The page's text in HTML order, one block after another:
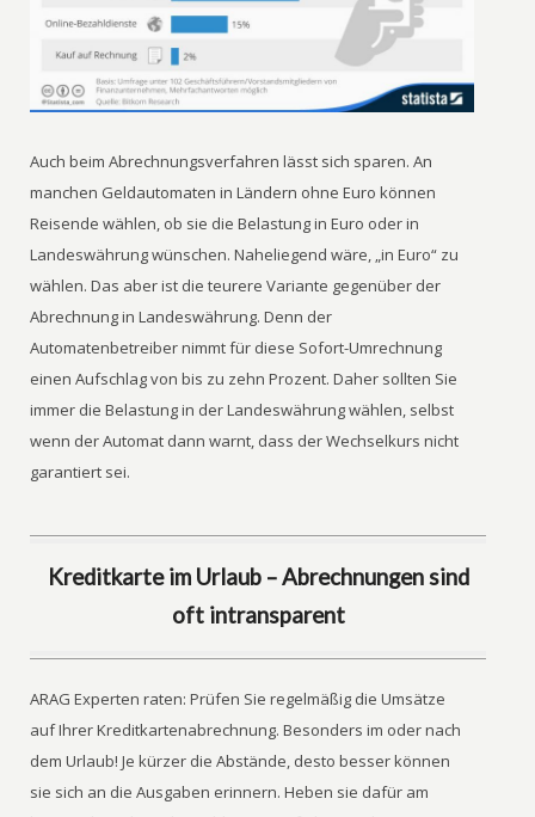
Auch beim Abrechnungsverfahren lässt sich sparen. An
manchen Geldautomaten in Ländern ohne Euro können
Reisende wählen, ob sie die Belastung in Euro oder in
Landeswährung wünschen. Naheliegend wäre, „in Euro“ zu
wählen. Das aber ist die teurere Variante gegenüber der
Abrechnung in Landeswährung. Denn der
Automatenbetreiber nimmt für diese Sofort-Umrechnung
einen Aufschlag von bis zu zehn Prozent. Daher sollten Sie
immer die Belastung in der Landeswährung wählen, selbst
wenn der Automat dann warnt, dass der Wechselkurs nicht
garantiert sei.
Kreditkarte im Urlaub – Abrechnungen sind
oft intransparent
ARAG Experten raten: Prüfen Sie regelmäßig die Umsätze
auf Ihrer Kreditkartenabrechnung. Besonders im oder nach
dem Urlaub! Je kürzer die Abstände, desto besser können
sie sich an die Ausgaben erinnern. Heben sie dafür am